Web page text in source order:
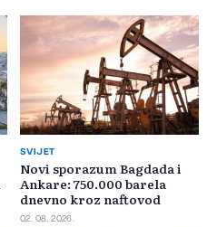
SVIJET
Novi sporazum Bagdada i
Ankare: 750.000 barela
dnevno kroz naftovod
02. 08. 2026.